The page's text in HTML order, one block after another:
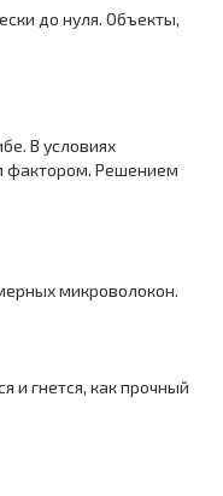
до нуля. Объекты,
В условиях
фактором. Решением
микроволокон.
и гнется, как прочный